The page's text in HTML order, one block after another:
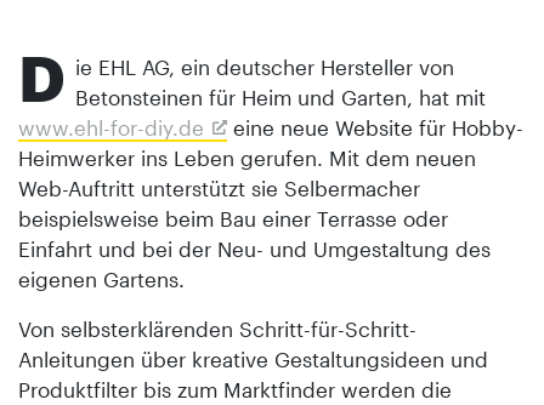
D ie EHL AG, ein deutscher Hersteller von
Betonsteinen für Heim und Garten, hat mit
www.ehl-for-diy.de
eine neue Website für Hobby-
Heimwerker ins Leben gerufen. Mit dem neuen
Web-Auftritt unterstützt sie Selbermacher
beispielsweise beim Bau einer Terrasse oder
Einfahrt und bei der Neu- und Umgestaltung des
eigenen Gartens.
Von selbsterklärenden Schritt-für-Schritt-
Anleitungen über kreative Gestaltungsideen und
Produktfilter bis zum Marktfinder werden die